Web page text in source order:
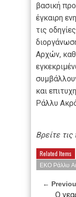
βασική
έγκαιρη
τις
Αρχών,
και
Ράλλυ
Βρείτε
Related Items
ΕΚΟ Ράλλυ
←
Ο